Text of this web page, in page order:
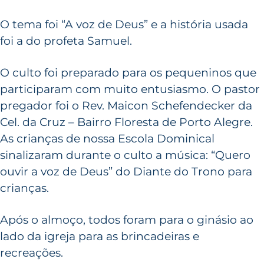
O tema foi “A voz de Deus” e a história usada
foi a do profeta Samuel.
O culto foi preparado para os pequeninos que
participaram com muito entusiasmo. O pastor
pregador foi o Rev. Maicon Schefendecker da
Cel. da Cruz – Bairro Floresta de Porto Alegre.
As crianças de nossa Escola Dominical
sinalizaram durante o culto a música: “Quero
ouvir a voz de Deus” do Diante do Trono para
crianças.
Após o almoço, todos foram para o ginásio ao
lado da igreja para as brincadeiras e
recreações.